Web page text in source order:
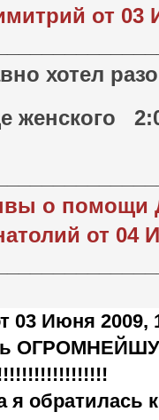
от 03
хотел
женского
о помощи
от 04
03 Июня 2009,
я